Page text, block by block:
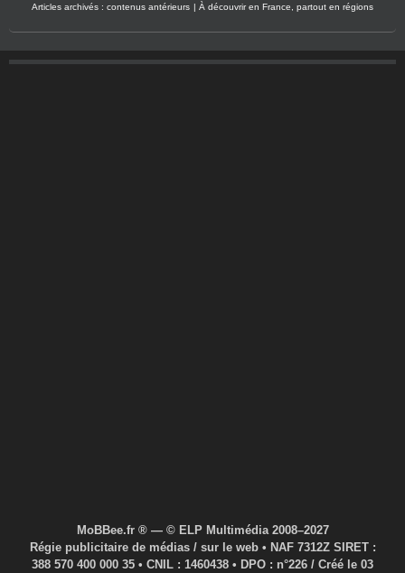
FÊTE
HALLOWE
D’EUROPE
ROSE
ENTRE
PATRIMOI
NE, POP
D’ARTS,
S ET
TECHNOL
OGIES
CLOUD
Articles archivés : contenus antérieurs | À découvrir en France, partout en régions
MoBBee.fr ® — © ELP Multimédia 2008–2027
Régie publicitaire de médias / sur le web • NAF 7312Z SIRET :
388 570 400 000 35 • CNIL : 1460438 • DPO : n°226 / Créé le 03